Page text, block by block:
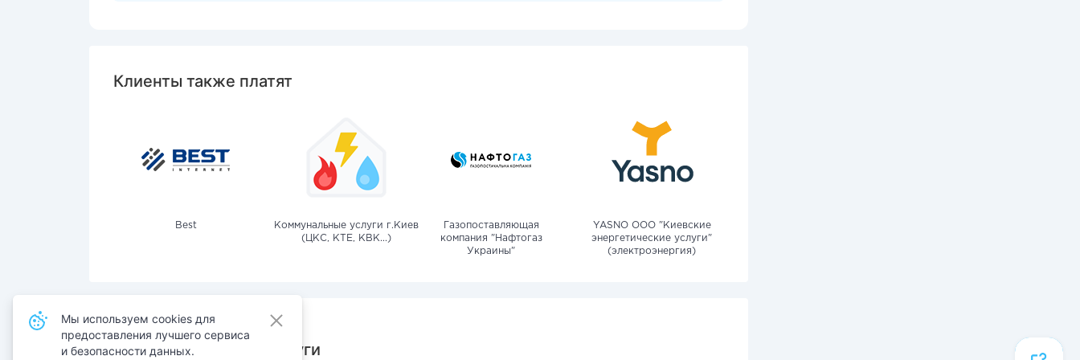
Клиенты также платят
Best
Коммунальные услуги г.Киев
(ЦКС, КТЕ, КВК...)
Газопоставляющая
компания "Нафтогаз
Украины"
YASNO OOO "Киевские
энергетические услуги"
(электроэнергия)
Также оплачивают услуги
Мы используем cookies для
предоставления лучшего сервиса
и безопасности данных.